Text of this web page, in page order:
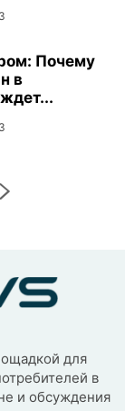
Почему
в
для
в
и обсуждения